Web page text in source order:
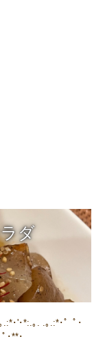
ダ
･'･*:.｡. .｡.:*･゜ﾟ･
･**･